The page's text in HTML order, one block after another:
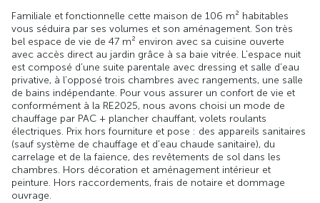
Familiale et fonctionnelle cette maison de 106 m² habitables
vous séduira par ses volumes et son aménagement. Son très
bel espace de vie de 47 m² environ avec sa cuisine ouverte
avec accès direct au jardin grâce à sa baie vitrée. L’espace nuit
est composé d’une suite parentale avec dressing et salle d’eau
privative, à l’opposé trois chambres avec rangements, une salle
de bains indépendante. Pour vous assurer un confort de vie et
conformément à la RE2025, nous avons choisi un mode de
chauffage par PAC + plancher chauffant, volets roulants
électriques. Prix hors fourniture et pose : des appareils sanitaires
(sauf système de chauffage et d'eau chaude sanitaire), du
carrelage et de la faïence, des revêtements de sol dans les
chambres. Hors décoration et aménagement intérieur et
peinture. Hors raccordements, frais de notaire et dommage
ouvrage.